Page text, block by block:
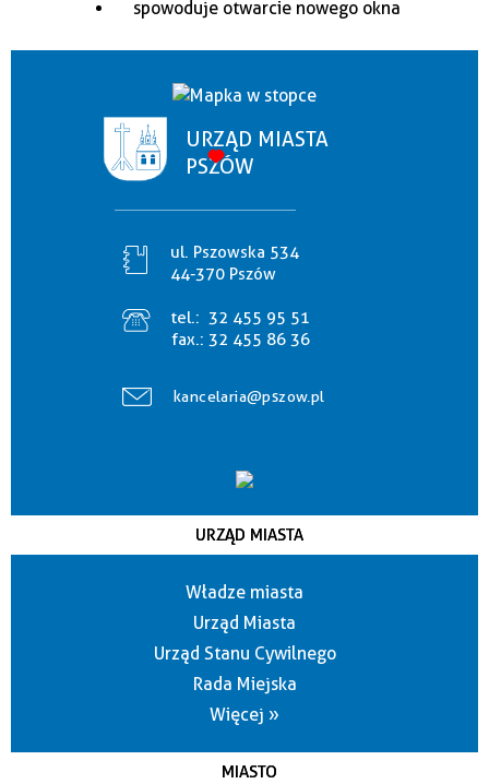
URZĄD MIASTA
PSZÓW
ul. Pszowska 534
44-370 Pszów
tel.: 32 455 95 51
fax.: 32 455 86 36
kancelaria@pszow.pl
URZĄD MIASTA
Władze miasta
Urząd Miasta
Urząd Stanu Cywilnego
Rada Miejska
Więcej »
MIASTO